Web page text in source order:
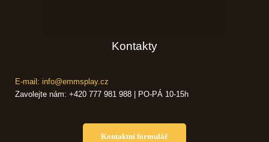
Kontakty
E-mail: info@emmsplay.cz
Zavolejte nám: +420 777 981 988 | PO-PÁ 10-15h
Kontaktní formulář